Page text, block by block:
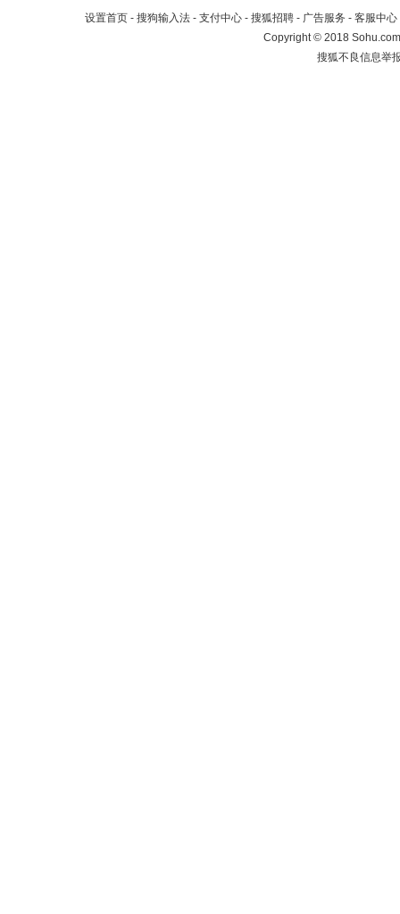
设置首页 - 搜狗输入法 - 支付中心 - 搜狐招聘 - 广告服务 - 客服中心
Copyright©2018
搜狐不良信息举